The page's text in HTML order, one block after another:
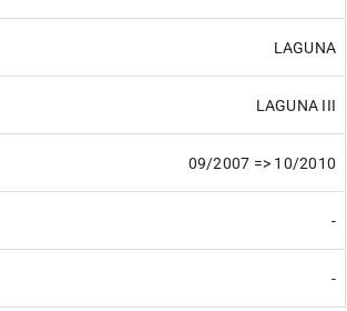
LAGUNA
LAGUNA III
09/2007 => 10/2010
-
-